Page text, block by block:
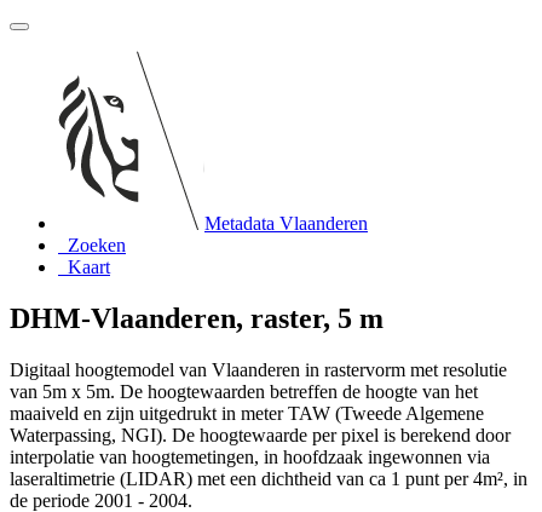
Metadata Vlaanderen
Zoeken
Kaart
DHM-Vlaanderen, raster, 5 m
Digitaal hoogtemodel van Vlaanderen in rastervorm met resolutie
van 5m x 5m. De hoogtewaarden betreffen de hoogte van het
maaiveld en zijn uitgedrukt in meter TAW (Tweede Algemene
Waterpassing, NGI). De hoogtewaarde per pixel is berekend door
interpolatie van hoogtemetingen, in hoofdzaak ingewonnen via
laseraltimetrie (LIDAR) met een dichtheid van ca 1 punt per 4m², in
de periode 2001 - 2004.